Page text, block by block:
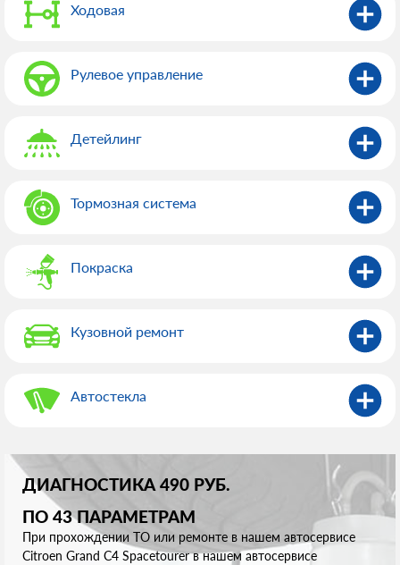
Ходовая
Рулевое управление
Детейлинг
Тормозная система
Покраска
Кузовной ремонт
Автостекла
ДИАГНОСТИКА 490 РУБ.
ПО 43 ПАРАМЕТРАМ
При прохождении ТО или ремонте в нашем автосервисе
Citroen Grand C4 Spacetourer в нашем автосервисе